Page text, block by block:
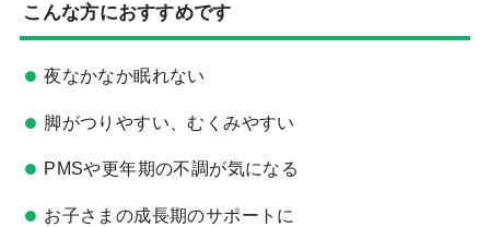
こんな方におすすめです
夜なかなか眠れない
脚がつりやすい、むくみやすい
PMSや更年期の不調が気になる
お子さまの成長期のサポートに